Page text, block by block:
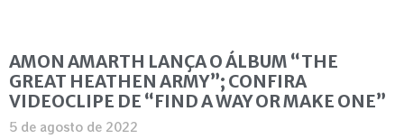
AMON AMARTH LANÇA O ÁLBUM “THE
GREAT HEATHEN ARMY”; CONFIRA
VIDEOCLIPE DE “FIND A WAY OR MAKE ONE”
5 de agosto de 2022